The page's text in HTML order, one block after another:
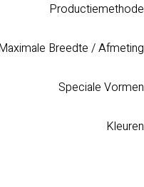
Productiemethode
Breedte / Afmeting
Speciale Vormen
Kleuren